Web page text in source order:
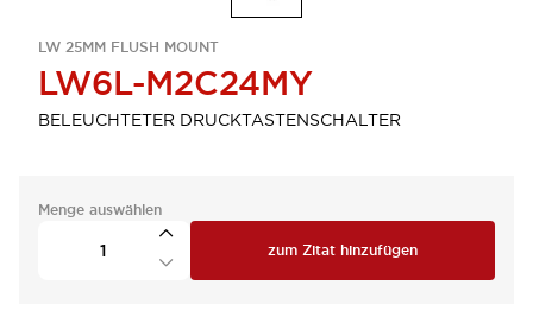
LW 25MM FLUSH MOUNT
LW6L-M2C24MY
BELEUCHTETER DRUCKTASTENSCHALTER
Menge auswählen
zum Zitat hinzufügen